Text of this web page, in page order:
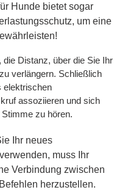
Hunde bietet sogar
um eine
Distanz, über die Sie Ihr
verlängern. Schließlich
elektrischen
assoziieren und sich
zu hören.
Ihr neues
muss Ihr
Verbindung zwischen
herzustellen.